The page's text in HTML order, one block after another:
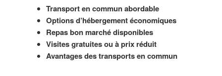
Transport en commun abordable
Options d’hébergement économiques
Repas bon marché disponibles
Visites gratuites ou à prix réduit
Avantages des transports en commun